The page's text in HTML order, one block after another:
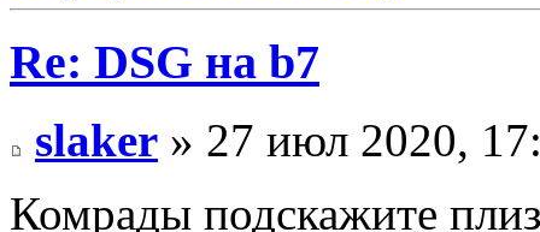
Re: DSG на b7
slaker » 27 июл 2020,
Комрады подскажите